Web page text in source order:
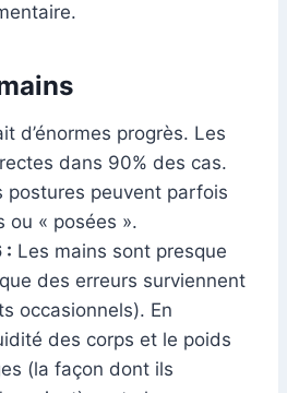
d’énormes progrès. Les
dans 90% des cas.
postures peuvent parfois
ou « posées ».
: Les mains sont presque
des erreurs surviennent
occasionnels). En
des corps et le poids
(la façon dont ils